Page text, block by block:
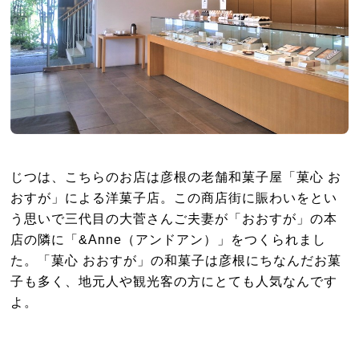
じつは、こちらのお店は彦根の老舗和菓子屋「菓心 お
おすが」による洋菓子店。この商店街に賑わいをとい
う思いで三代目の大菅さんご夫妻が「おおすが」の本
店の隣に「&Anne（アンドアン）」をつくられまし
た。「菓心 おおすが」の和菓子は彦根にちなんだお菓
子も多く、地元人や観光客の方にとても人気なんです
よ。